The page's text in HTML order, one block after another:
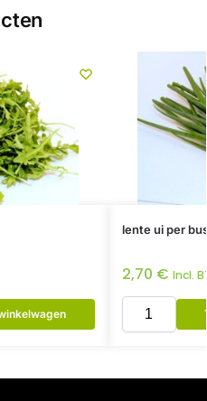
lente ui per
2,70 € Incl.